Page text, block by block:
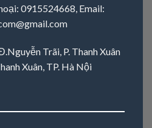
0915524668, Email:
Trãi, P. Thanh Xuân
Xuân, TP. Hà Nội